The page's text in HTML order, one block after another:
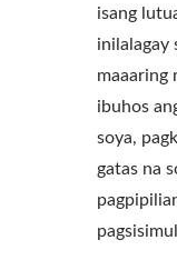
isang
inilalagay
maaaring
ibuhos
soya,
gatas na